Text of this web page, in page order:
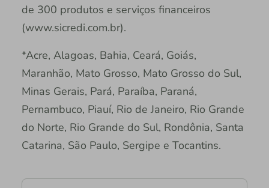
de 300 produtos e serviços financeiros
(www.sicredi.com.br).
*Acre, Alagoas, Bahia, Ceará, Goiás,
Maranhão, Mato Grosso, Mato Grosso do Sul,
Minas Gerais, Pará, Paraíba, Paraná,
Pernambuco, Piauí, Rio de Janeiro, Rio Grande
do Norte, Rio Grande do Sul, Rondônia, Santa
Catarina, São Paulo, Sergipe e Tocantins.